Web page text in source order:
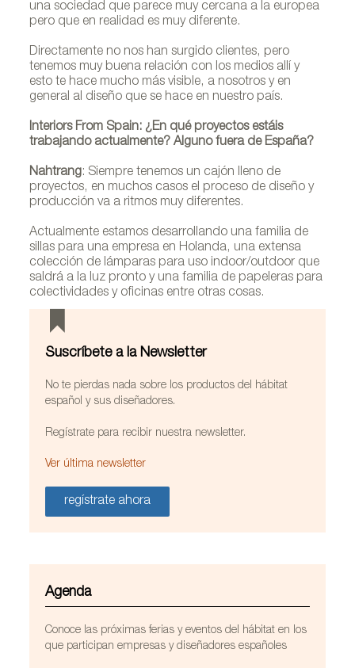
una sociedad que parece muy cercana a la europea
pero que en realidad es muy diferente.
Directamente no nos han surgido clientes, pero
tenemos muy buena relación con los medios allí y
esto te hace mucho más visible, a nosotros y en
general al diseño que se hace en nuestro país.
Interiors From Spain: ¿En qué proyectos estáis
trabajando actualmente? Alguno fuera de España?
Nahtrang: Siempre tenemos un cajón lleno de
proyectos, en muchos casos el proceso de diseño y
producción va a ritmos muy diferentes.
Actualmente estamos desarrollando una familia de
sillas para una empresa en Holanda, una extensa
colección de lámparas para uso indoor/outdoor que
saldrá a la luz pronto y una familia de papeleras para
colectividades y oficinas entre otras cosas.
Suscríbete a la Newsletter
No te pierdas nada sobre los productos del hábitat
español y sus diseñadores.
Regístrate para recibir nuestra newsletter.
Ver última newsletter
regístrate ahora
Agenda
Conoce las próximas ferias y eventos del hábitat en los
que participan empresas y diseñadores españoles